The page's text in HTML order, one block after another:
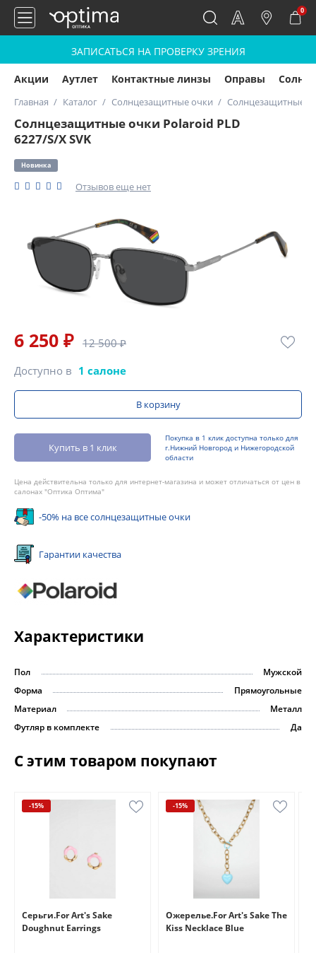
0
ЗАПИСАТЬСЯ НА ПРОВЕРКУ ЗРЕНИЯ
Акции Аутлет Контактные линзы Оправы
Главная Каталог Солнцезащитные очки Солнцезащитные
Солнцезащитные очки Polaroid PLD
6227/S/X SVK
Новинка
Отзывов еще нет
6 250 ₽ 12 500 ₽
Доступно в 1 салоне
В корзину
Купить в 1 клик
Покупка в 1 клик доступна только для
г.Нижний Новгород и Нижегородской
области
Цена действительна только для интернет-магазина и может отличаться от цен в
салонах "Оптика Оптима"
-50% на все солнцезащитные очки
Гарантии качества
Характеристики
Пол
Мужской
Форма
Прямоугольные
Материал
Металл
Футляр в комплекте
Да
С этим товаром покупают
-15%
Серьги.For Art's Sake
Doughnut Earrings
-15%
Ожерелье.For Art's Sake The
Kiss Necklace Blue